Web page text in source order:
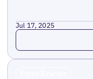
Jul 17, 2025
Read more